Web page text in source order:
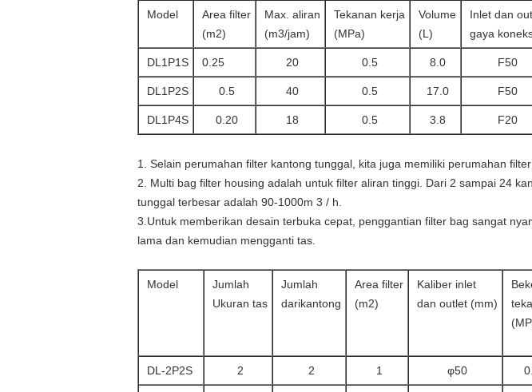
Model
Area filter
(m2)
Max. aliran
(m3/jam)
Tekanan kerja
(MPa)
Volume
(L)
Inlet dan
gaya
DL1P1S 0.25 20 0.5 8.0 F50
DL1P2S 0.5 40 0.5 17.0 F50
DL1P4S 0.20 18 0.5 3.8 F20
1. Selain perumahan filter kantong tunggal, kita juga memiliki perumahan
2. Multi bag filter housing adalah untuk filter aliran tinggi. Dari 2 sampai 24
tunggal terbesar adalah 90-1000m 3 / h.
3. Untuk memberikan desain terbuka cepat, penggantian filter bag sangat
lama dan kemudian mengganti tas.
Model
Jumlah
Ukuran tas
Jumlah
darikantong
Area filter
(m2)
Kaliber inlet
dan outlet (mm)
DL-2P2S 2 2 1 φ50